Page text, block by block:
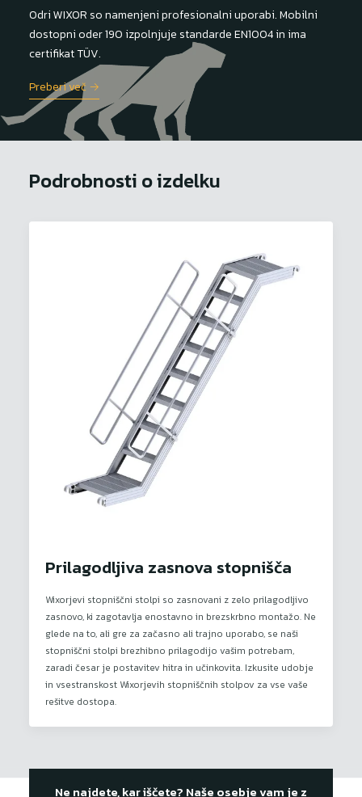
Odri WIXOR so namenjeni profesionalni uporabi. Mobilni
dostopni oder 190 izpolnjuje standarde EN1004 in ima
certifikat TÜV.
Preberi več →
Podrobnosti o izdelku
Prilagodljiva zasnova stopnišča
Wixorjevi stopniščni stolpi so zasnovani z zelo prilagodljivo
zasnovo, ki zagotavlja enostavno in brezskrbno montažo. Ne
glede na to, ali gre za začasno ali trajno uporabo, se naši
stopniščni stolpi brezhibno prilagodijo vašim potrebam,
zaradi česar je postavitev hitra in učinkovita. Izkusite udobje
in vsestranskost Wixorjevih stopniščnih stolpov za vse vaše
rešitve dostopa.
Ne najdete, kar iščete? Naše osebje vam je z